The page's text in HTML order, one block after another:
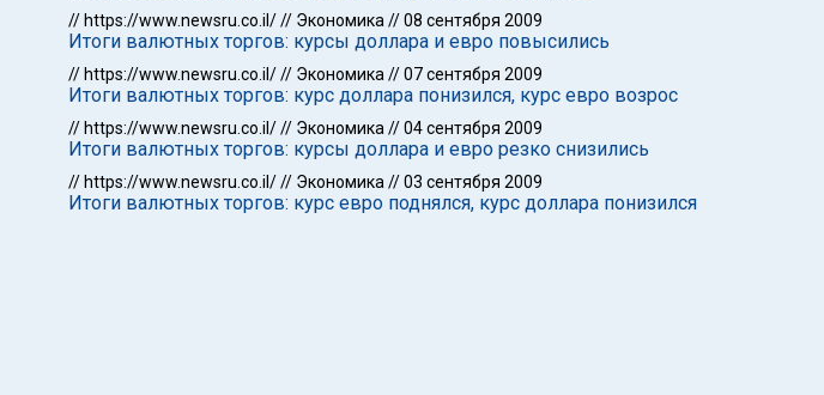
// https://www.newsru.co.il/// Экономика //08 сентября 2009
Итоги валютных торгов: курсы доллара и евро повысились
// https://www.newsru.co.il/// Экономика //07 сентября 2009
Итоги валютных торгов: курс доллара понизился, курс евро возрос
// https://www.newsru.co.il/// Экономика //04 сентября 2009
Итоги валютных торгов: курсы доллара и евро резко снизились
// https://www.newsru.co.il/// Экономика //03 сентября 2009
Итоги валютных торгов: курс евро поднялся, курс доллара понизился